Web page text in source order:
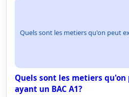
Quels sont les metiers qu'on peut
Quels sont les metiers qu'on
ayant un BAC A1?